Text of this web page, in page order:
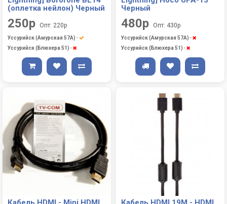
(оплетка нейлон) Черный
250р Опт: 220р
Уссурийск (Амурская 57А) -
Уссурийск (Блюхера 51) -
Черный
480р Опт: 430р
Уссурийск (Амурская 57А) -
Уссурийск (Блюхера 51) -